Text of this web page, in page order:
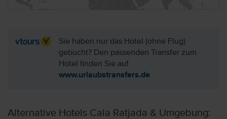
Sie haben nur das Hotel (ohne Flug)
gebucht? Den passenden Transfer zum
Hotel finden Sie auf
www.urlaubstransfers.de
Alternative Hotels Cala Ratjada & Umgebung: